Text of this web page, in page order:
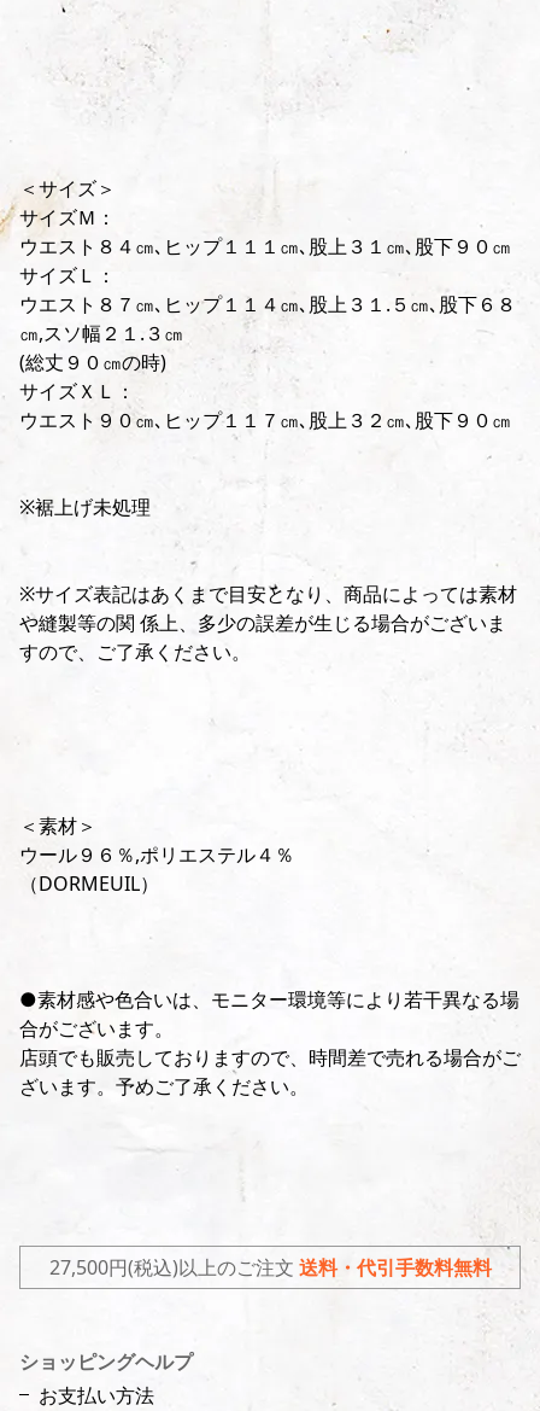
＜サイズ＞
サイズＭ：
ウエスト８４㎝､ヒップ１１１㎝､股上３１㎝､股下９０㎝
サイズＬ：
ウエスト８７㎝､ヒップ１１４㎝､股上３１.５㎝､股下６８
㎝,スソ幅２１.３㎝
(総丈９０㎝の時)
サイズＸＬ：
ウエスト９０㎝､ヒップ１１７㎝､股上３２㎝､股下９０㎝
※裾上げ未処理
※サイズ表記はあくまで目安となり、商品によっては素材
や縫製等の関 係上、多少の誤差が生じる場合がございま
すので、ご了承ください。
＜素材＞
ウール９６％,ポリエステル４％
（DORMEUIL）
●素材感や色合いは、モニター環境等により若干異なる場
合がございます。
店頭でも販売しておりますので、時間差で売れる場合がご
ざいます。予めご了承ください。
27,500円(税込)以上のご注文 送料・代引手数料無料
ショッピングヘルプ
お支払い方法